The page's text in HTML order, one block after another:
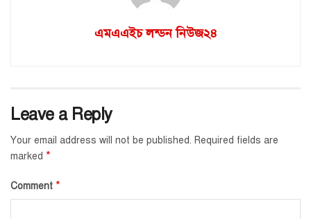
এমএএইচ লন্ডন নিউজ২৪
Leave a Reply
Your email address will not be published. Required fields are
marked *
Comment *